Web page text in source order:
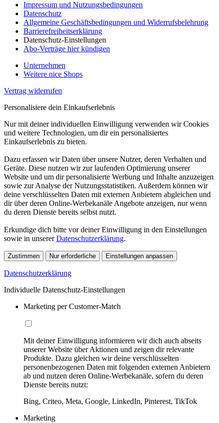
Impressum und Nutzungsbedingungen
Datenschutz
Allgemeine Geschäftsbedingungen und Widerrufsbelehrung
Barrierefreiheitserklärung
Datenschutz-Einstellungen
Abo-Verträge hier kündigen
Unternehmen
Weitere nice Shops
Vertrag widerrufen
Personalisiere dein Einkaufserlebnis
Nur mit deiner individuellen Einwilligung verwenden wir Cookies
und weitere Technologien, um dir ein personalisiertes
Einkaufserlebnis zu bieten.
Dazu erfassen wir Daten über unsere Nutzer, deren Verhalten und
Geräte. Diese nutzen wir zur laufenden Optimierung unserer
Website und um dir personalisierte Werbung und Inhalte anzuzeigen
sowie zur Analyse der Nutzungsstatistiken. Außerdem können wir
deine verschlüsselten Daten mit externen Anbietern abgleichen und
dir über deren Online-Werbekanäle Angebote anzeigen, nur wenn
du deren Dienste bereits selbst nutzt.
Erkundige dich bitte vor deiner Einwilligung in den Einstellungen
sowie in unsererDatenschutzerklärung.
Zustimmen Nur erforderliche Einstellungen anpassen
Datenschutzerklärung
Individuelle Datenschutz-Einstellungen
Marketing per Customer-Match
Mit deiner Einwilligung informieren wir dich auch abseits
unserer Website über Aktionen und zeigen dir relevante
Produkte. Dazu gleichen wir deine verschlüsselten
personenbezogenen Daten mit folgenden externen Anbietern
ab und nutzen deren Online-Werbekanäle, sofern du deren
Dienste bereits nutzt:
Bing, Criteo, Meta, Google, LinkedIn, Pinterest, TikTok
Marketing